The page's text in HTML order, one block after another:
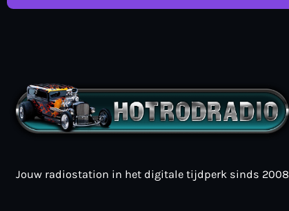
Jouw radiostation in het digitale tijdperk sinds 2008